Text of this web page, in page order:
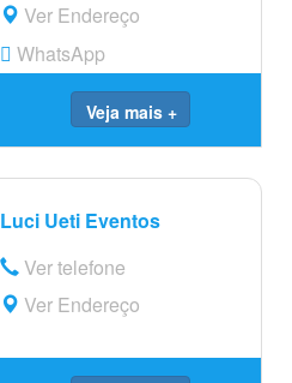
Ver Endereço
WhatsApp
Veja mais +
Luci Ueti Eventos
Ver telefone
Ver Endereço